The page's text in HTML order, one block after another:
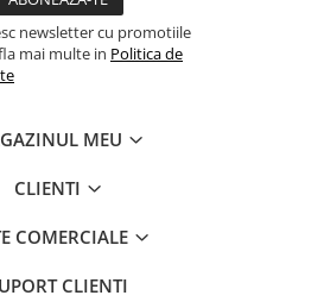
newsletter cu promotiile
mai multe in Politica de
MEU
CLIENTI
COMERCIALE
CLIENTI